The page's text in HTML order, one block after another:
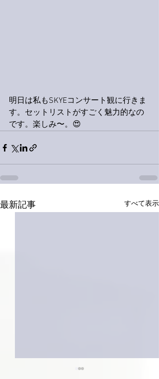
明日は私もSKYEコンサート観に行きま
す。セットリストがすごく魅力的なの
です。楽しみ〜。😍
最新記事 すべて表示